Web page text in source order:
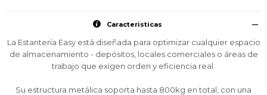
Caracteristicas
La Estantería Easy está diseñada para optimizar cualquier espacio
de almacenamiento - depósitos, locales comerciales o áreas de
trabajo que exigen orden y eficiencia real.
Su estructura metálica soporta hasta 800kg en total, con una